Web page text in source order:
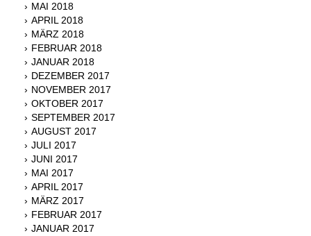
MAI 2018
APRIL 2018
MÄRZ 2018
FEBRUAR 2018
JANUAR 2018
DEZEMBER 2017
NOVEMBER 2017
OKTOBER 2017
SEPTEMBER 2017
AUGUST 2017
JULI 2017
JUNI 2017
MAI 2017
APRIL 2017
MÄRZ 2017
FEBRUAR 2017
JANUAR 2017